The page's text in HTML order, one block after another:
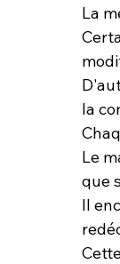
La
la
Le
que
Il